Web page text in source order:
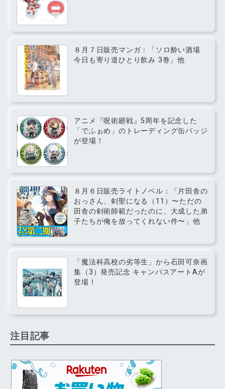
８月７日販売マンガ：「ソロ酔い酒場
今日も寄り道ひとり飲み 3巻」他
アニメ『呪術廻戦』5周年を記念した
「でふぉめ」のトレーディング缶バッジ
が登場！
８月６日販売ライトノベル：「片田舎の
おっさん、剣聖になる（11）〜ただの
田舎の剣術師範だったのに、大成した弟
子たちが俺を放ってくれない件〜」他
「魔法科高校の劣等生」から石田可奈画
集（3）発売記念 キャンバスアートAが
登場！
注目記事